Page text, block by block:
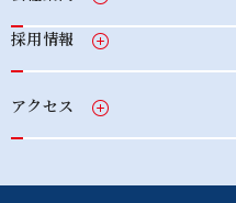
採用情報
アクセス